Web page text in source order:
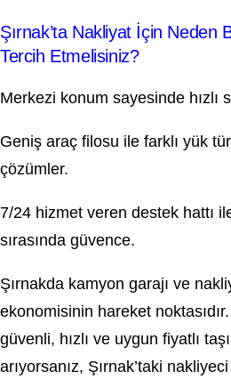
Şırnak’ta Nakliyat İçin Neden
Tercih Etmelisiniz?
Merkezi konum sayesinde hızlı
Geniş araç filosu ile farklı yük
çözümler.
7/24 hizmet veren destek hattı
sırasında güvence.
Şırnakda kamyon garajı ve
ekonomisinin hareket
güvenli, hızlı ve uygun fiyatlı
arıyorsanız, Şırnak’taki